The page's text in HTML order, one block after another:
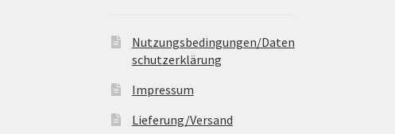
Nutzungsbedingungen/Daten
schutzerklärung
Impressum
Lieferung/Versand